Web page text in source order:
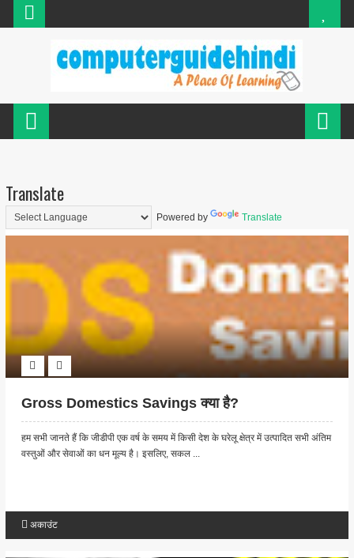
Translate
Powered by Translate
Gross Domestics Savings क्या है?
हम सभी जानते हैं कि जीडीपी एक वर्ष के समय में किसी देश के घरेलू क्षेत्र में उत्पादित सभी अंतिम
वस्तुओं और सेवाओं का धन मूल्य है। इसलिए, सकल ...
अकाउंट